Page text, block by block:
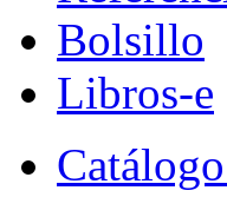
Bolsillo
Libros-e